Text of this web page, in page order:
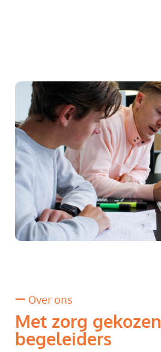
Over ons
Met zorg gekozen
begeleiders